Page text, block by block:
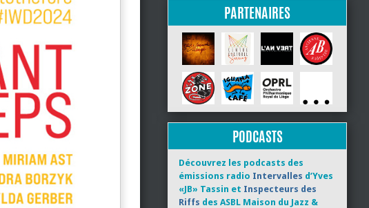
PARTENAIRES
PODCASTS
Découvrez les podcasts des
émissions radio Intervalles d’Yves
«JB» Tassin et Inspecteurs des
Riffs des ASBL Maison du Jazz &